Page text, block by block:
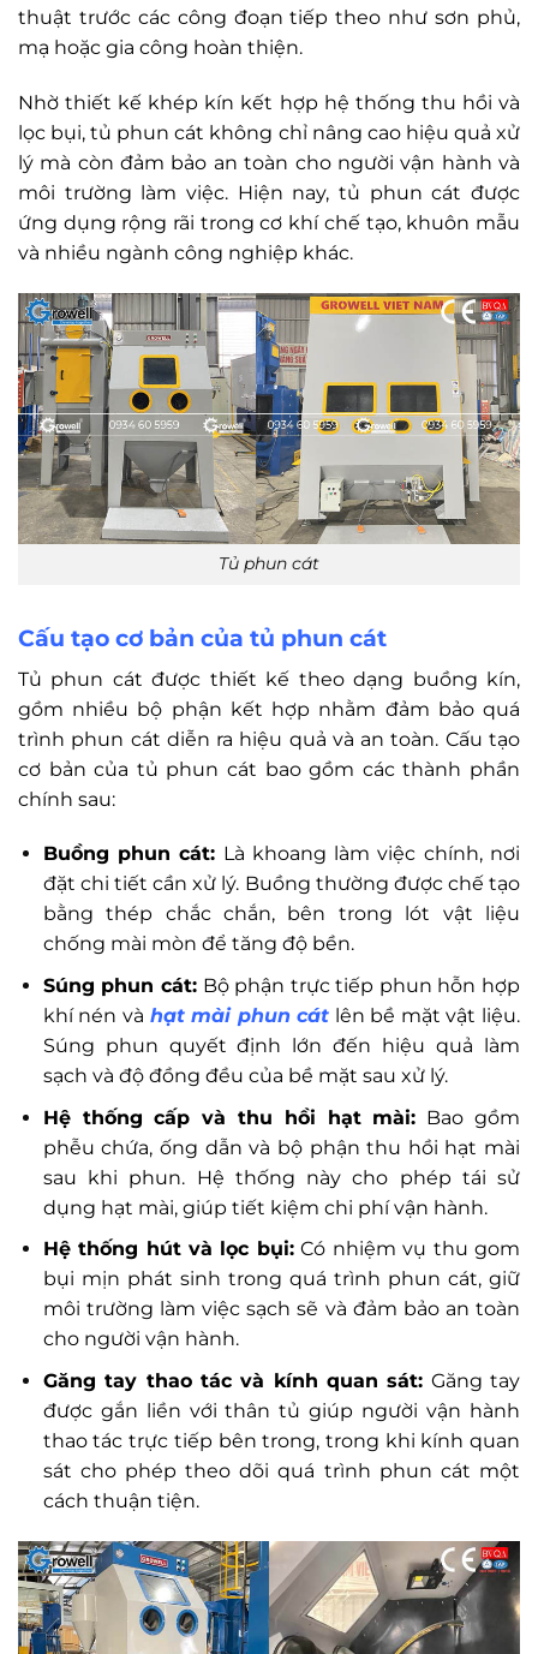
thuật trước các công đoạn tiếp theo như sơn phủ,
mạ hoặc gia công hoàn thiện.
Nhờ thiết kế khép kín kết hợp hệ thống thu hồi và
lọc bụi, tủ phun cát không chỉ nâng cao hiệu quả xử
lý mà còn đảm bảo an toàn cho người vận hành và
môi trường làm việc. Hiện nay, tủ phun cát được
ứng dụng rộng rãi trong cơ khí chế tạo, khuôn mẫu
và nhiều ngành công nghiệp khác.
Tủ phun cát
Cấu tạo cơ bản của tủ phun cát
Tủ phun cát được thiết kế theo dạng buồng kín,
gồm nhiều bộ phận kết hợp nhằm đảm bảo quá
trình phun cát diễn ra hiệu quả và an toàn. Cấu tạo
cơ bản của tủ phun cát bao gồm các thành phần
chính sau:
Buồng phun cát: Là khoang làm việc chính, nơi
đặt chi tiết cần xử lý. Buồng thường được chế tạo
bằng thép chắc chắn, bên trong lót vật liệu
chống mài mòn để tăng độ bền.
Súng phun cát:Bộ phận trực tiếp phun hỗn hợp
khí nén và hạt mài phun cát lên bề mặt vật liệu.
Súng phun quyết định lớn đến hiệu quả làm
sạch và độ đồng đều của bề mặt sau xử lý.
Hệ thống cấp và thu hồi hạt mài: Bao gồm
phễu chứa, ống dẫn và bộ phận thu hồi hạt mài
sau khi phun. Hệ thống này cho phép tái sử
dụng hạt mài, giúp tiết kiệm chi phí vận hành.
Hệ thống hút và lọc bụi:Có nhiệm vụ thu gom
bụi mịn phát sinh trong quá trình phun cát, giữ
môi trường làm việc sạch sẽ và đảm bảo an toàn
cho người vận hành.
Găng tay thao tác và kính quan sát: Găng tay
được gắn liền với thân tủ giúp người vận hành
thao tác trực tiếp bên trong, trong khi kính quan
sát cho phép theo dõi quá trình phun cát một
cách thuận tiện.